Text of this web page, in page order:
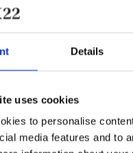
Details
uses cookies
to personalise
media features and to
BRAND